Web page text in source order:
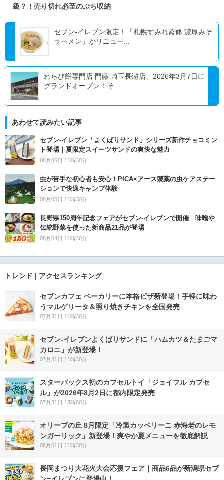
級？！売り切れ必至のぷち収納
セブン‐イレブン限定！「札幌すみれ監修 濃厚みそ
ラーメン」がリニュー...
わらび餅専門店 門藤 埼玉長瀞店、2026年3月7日に
グランドオープン！そ...
あわせて読みたい記事
セブン‐イレブン「よくばりサンド」シリーズ新作チョコミン
ト登場｜夏限定スイーツサンドの爽快な魅力
08月06日 11時30分
虫が苦手な初心者も安心！PICA×アース製薬の虫ケアステー
ションで快適キャンプ体験
08月05日 11時30分
長野県150周年記念フェアがセブン-イレブンで開催 味噌や
伝統野菜を使った新商品21品が登場
08月04日 11時30分
トレンド | アクセスランキング
セブンカフェ ベーカリーに本格ピザ新登場！手軽に味わ
うマルゲリータ＆照り焼きチキンを全国発売
07月31日 11時30分
セブン‐イレブンよくばりサンドに「ハムカツ＆たまごマ
カロニ」が新登場！
07月31日 11時30分
スターバックス初のカプセルトイ「ジョイフル カプセ
ル」が2026年8月2日に都内限定発売
07月31日 13時00分
オリーブの丘 8月限定「冷製カッペリーニ 赤海老のレモ
ンガーリック」新登場！爽やか夏メニューを徹底解説
08月01日 11時30分
長岡まつり大花火大会応援フェア｜商品6品が新潟県セブ